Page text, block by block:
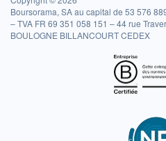
Boursorama, SA au capital de 53 576
– TVA FR 69 351 058 151 – 44 rue
BOULOGNE BILLANCOURT CEDEX